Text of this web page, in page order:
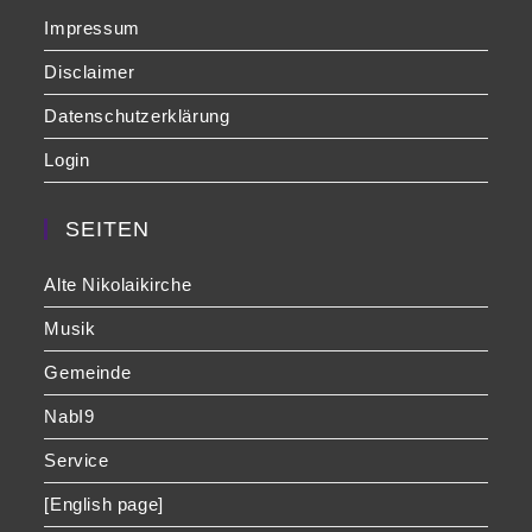
Impressum
Disclaimer
Datenschutzerklärung
Login
SEITEN
Alte Nikolaikirche
Musik
Gemeinde
NabI9
Service
[English page]